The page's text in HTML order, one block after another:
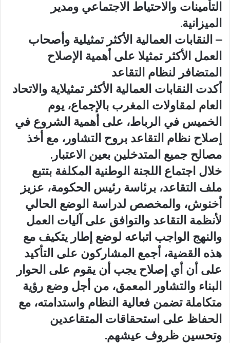
التأمينات والاحتياط الاجتماعي ومدير
الميزانية.
– النقابات العمالية الأكثر تمثيلية وأصحاب
العمل الأكثر تمثيلا على أهمية الإصلاح
المتضافر لنظام التقاعد
أكدت النقابات العمالية الأكثر تمثيلاية والاتحاد
العام لمقاولات المغرب بالإجماع، يوم
الخميس في الرباط، على أهمية الشروع في
إصلاح نظام التقاعد بروح التشاور، مع أخذ
مصالح جميع المتدخلين بعين الاعتبار.
خلال اجتماع اللجنة الوطنية المكلفة بتتبع
ملف التقاعد، برئاسة رئيس الحكومة، عزيز
أخنوش، والمخصص لدراسة الوضع الحالي
لأنظمة التقاعد والتوافق على آليات العمل
والنهج الواجب اتباعه لوضع إطار يتكيف مع
هذه القضية، أجمع المشاركون على التأكيد
على أن أي إصلاح يجب أن يقوم على الحوار
البناء والتشاور المعمق، من أجل وضع رؤية
متكاملة تضمن فعالية النظام واستدامته، مع
الحفاظ على استحقاقات المتقاعدين
وتحسين ظروف عيشهم.